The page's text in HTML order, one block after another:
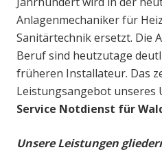
Anlagenmechaniker für
Sanitärtechnik ersetzt. Die
Beruf sind heutzutage
früheren Installateur. Das
Leistungsangebot unseres
Service Notdienst für
Unsere Leistungen